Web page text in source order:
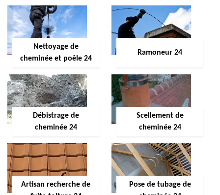
Nettoyage de
cheminée et poêle 24
Ramoneur 24
Débistrage de
cheminée 24
Scellement de
cheminée 24
Artisan recherche de
Pose de tubage de